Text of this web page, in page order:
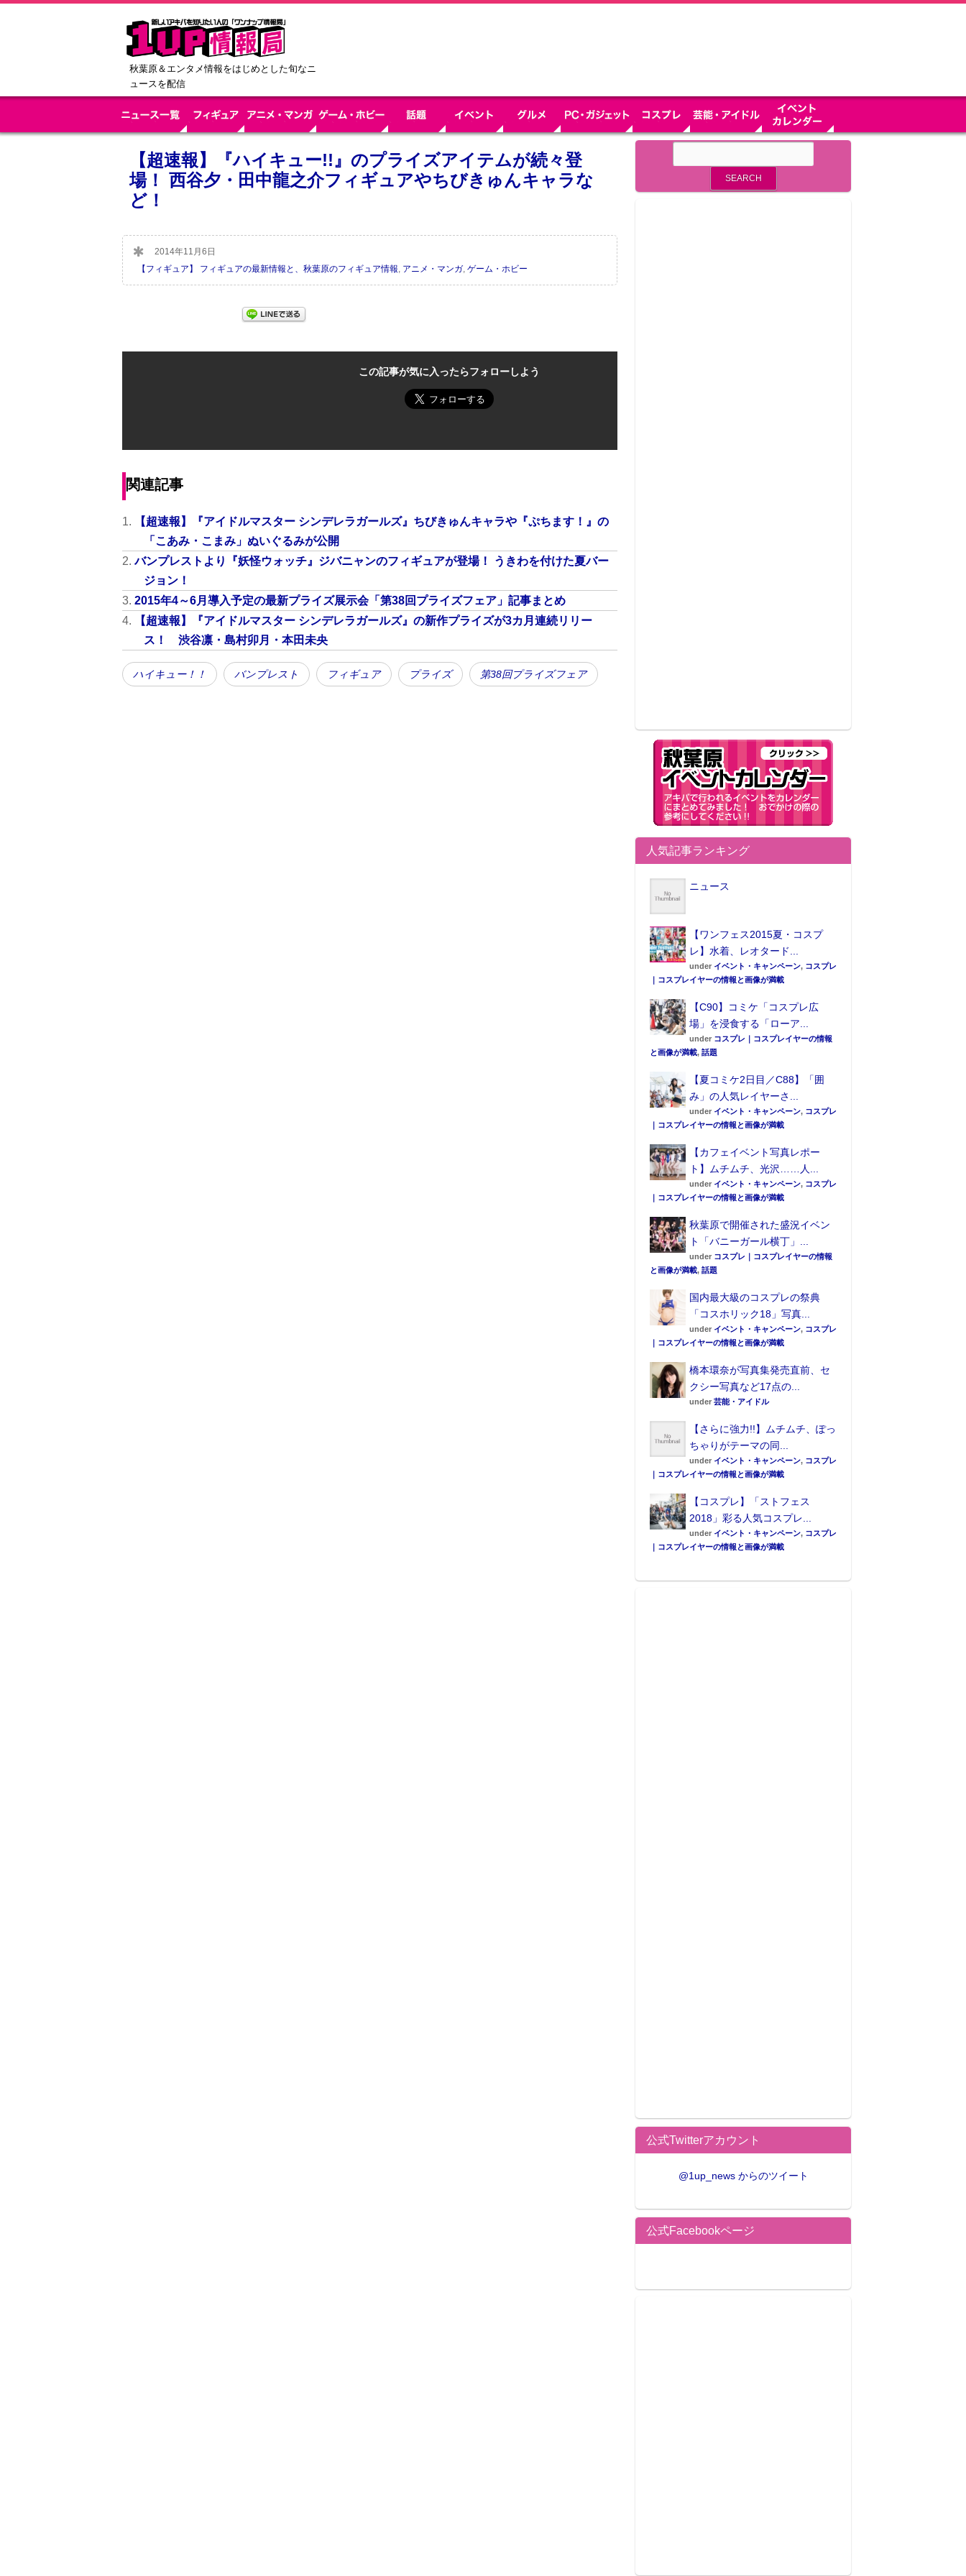
秋葉原＆エンタメ情報をはじめとした旬なニ
ュースを配信
【超速報】『ハイキュー!!』のプライズアイテムが続々登
場！ 西谷夕・田中龍之介フィギュアやちびきゅんキャラな
ど！
2014年11月6日
【フィギュア】 フィギュアの最新情報と、秋葉原のフィギュア情報, アニメ・マンガ, ゲーム・ホビー
この記事が気に入ったらフォローしよう
関連記事
【超速報】『アイドルマスター シンデレラガールズ』ちびきゅんキャラや『ぷちます！』の
「こあみ・こまみ」ぬいぐるみが公開
バンプレストより『妖怪ウォッチ』ジバニャンのフィギュアが登場！ うきわを付けた夏バー
ジョン！
2015年4～6月導入予定の最新プライズ展示会「第38回プライズフェア」記事まとめ
【超速報】『アイドルマスター シンデレラガールズ』の新作プライズが3カ月連続リリー
ス！ 渋谷凛・島村卯月・本田未央
ハイキュー！！ バンプレスト フィギュア プライズ 第38回プライズフェア
人気記事ランキング
ニュース
【ワンフェス2015夏・コスプ
レ】水着、レオタード...
under イベント・キャンペーン, コスプレ
｜コスプレイヤーの情報と画像が満載
【C90】コミケ「コスプレ広
場」を浸食する「ローア...
under コスプレ｜コスプレイヤーの情報
と画像が満載, 話題
【夏コミケ2日目／C88】「囲
み」の人気レイヤーさ...
under イベント・キャンペーン, コスプレ
｜コスプレイヤーの情報と画像が満載
【カフェイベント写真レポー
ト】ムチムチ、光沢……人...
under イベント・キャンペーン, コスプレ
｜コスプレイヤーの情報と画像が満載
秋葉原で開催された盛況イベン
ト「バニーガール横丁」...
under コスプレ｜コスプレイヤーの情報
と画像が満載, 話題
国内最大級のコスプレの祭典
「コスホリック18」写真...
under イベント・キャンペーン, コスプレ
｜コスプレイヤーの情報と画像が満載
橋本環奈が写真集発売直前、セ
クシー写真など17点の...
under 芸能・アイドル
【さらに強力!!】ムチムチ、ぽっ
ちゃりがテーマの同...
under イベント・キャンペーン, コスプレ
｜コスプレイヤーの情報と画像が満載
【コスプレ】「ストフェス
2018」彩る人気コスプレ...
under イベント・キャンペーン, コスプレ
｜コスプレイヤーの情報と画像が満載
公式Twitterアカウント
@1up_news からのツイート
公式Facebookページ